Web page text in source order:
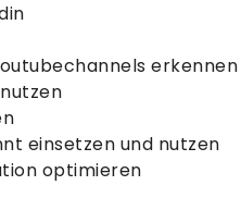
erkennen
einsetzen und nutzen
optimieren